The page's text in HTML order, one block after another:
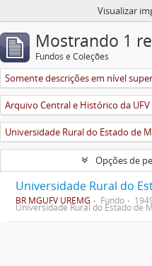
Visualizar
Mostrando 1
Fundos e Coleções
Somente descrições em nível
Opções de
Universidade Rural do
BR MGUFV UREMG Fundo
Universidade Rural do Estado de